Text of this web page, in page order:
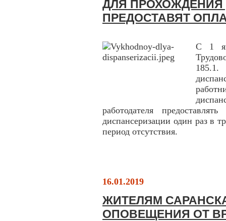
ДЛЯ
ПРЕДОСТАВЯТ
С 1
185.1.
работодателя
диспансеризации один раз в
период отсутствия.
16.01.2019
ЖИТЕЛЯМ
ОПОВЕЩЕНИЯ ОТ